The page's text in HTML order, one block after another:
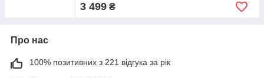
3 499 ₴
Про нас
100% позитивних з 221 відгука за рік